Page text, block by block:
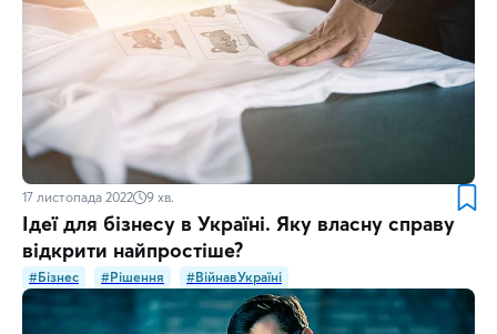
17 листопада 2022 9 хв.
Ідеї для бізнесу в Україні. Яку власну справу
відкрити найпростіше?
#Бізнес #Рішення #ВійнавУкраїні